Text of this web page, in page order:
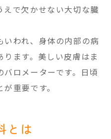
えで欠かせない大切な臓
いわれ、身体の内部の病
ます。美しい皮膚はま
ロメーターです。日頃
重要です。
とは